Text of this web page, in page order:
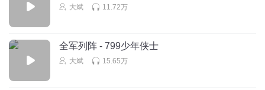
千里不留行__ 回复 @千里不留行__
还有谁有能力反对？
黢黑的猫
大斌 11.72万
全军列阵 - 799少年侠士
大斌 15.65万